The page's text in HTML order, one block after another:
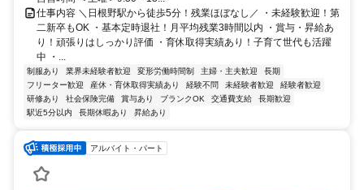
仕事内容 ＼日根野駅から徒歩5分！残業ほぼなし／ ・未経験歓迎！第
二新卒もOK ・基本定時退社！月平均残業3時間以内 ・賞与・昇給あ
り！頑張りはしっかり評価 ・育休取得実績あり！子育て世代も活躍
中 ・...
制服あり 業界未経験者歓迎 変形労働時間制 主婦・主夫歓迎
長期
フリーター歓迎
産休・育休取得実績あり 経験不問 未経験者歓迎
経験者歓迎
研修あり
社会保険完備 賞与あり ブランクOK 交通費支給
長期歓迎
駅近5分以内
長期休暇あり 昇給あり
アルバイト・パート